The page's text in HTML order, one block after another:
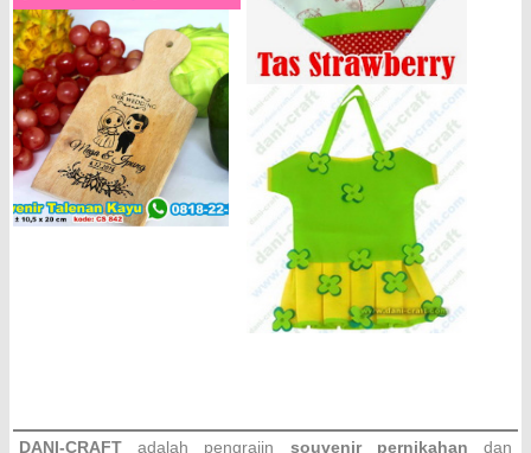
DANI-CRAFTadalah pengrajin souvenir pernikahandan